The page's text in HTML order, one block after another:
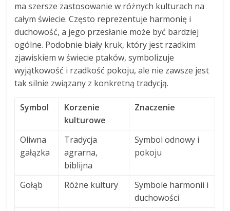
ma szersze zastosowanie w różnych kulturach na
całym świecie. Często reprezentuje harmonię i
duchowość, a jego przesłanie może być bardziej
ogólne. Podobnie biały kruk, który jest rzadkim
zjawiskiem w świecie ptaków, symbolizuje
wyjątkowość i rzadkość pokoju, ale nie zawsze jest
tak silnie związany z konkretną tradycją.
Symbol
Korzenie
kulturowe
Znaczenie
Oliwna
gałązka
Tradycja
agrarna,
biblijna
Symbol odnowy i
pokoju
Gołąb Różne kultury
Symbole harmonii i
duchowości